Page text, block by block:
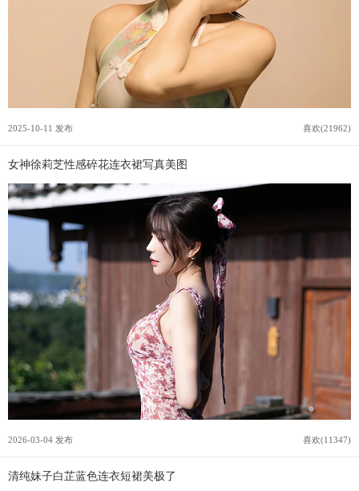
2025-10-11 发布 喜欢(21962)
女神徐莉芝性感碎花连衣裙写真美图
2026-03-04 发布 喜欢(11347)
清纯妹子白芷蓝色连衣短裙美极了